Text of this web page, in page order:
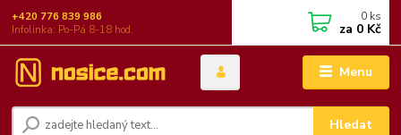
Menu
Hledat
+420 776 839 986
Infolinka: Po-Pá 8-18 hod.
0 ks
za 0 Kč